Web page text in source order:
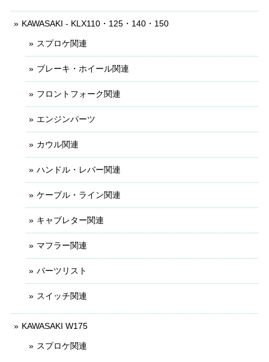
KAWASAKI - KLX110・125・140・150
スプロケ関連
ブレーキ・ホイール関連
フロントフォーク関連
エンジンパーツ
カウル関連
ハンドル・レバー関連
ケーブル・ライン関連
キャブレター関連
マフラー関連
パーツリスト
スイッチ関連
KAWASAKI W175
スプロケ関連